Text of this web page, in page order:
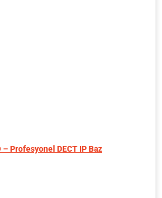
– Profesyonel DECT IP Baz